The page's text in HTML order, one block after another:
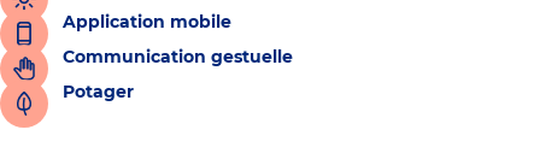
Application mobile
Communication gestuelle
Potager